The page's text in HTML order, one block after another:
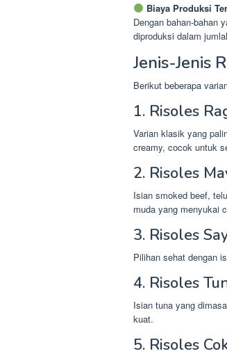
Biaya Produksi
Dengan bahan-bahan
diproduksi dalam
Jenis-Jenis
Berikut beberapa
1. Risoles
Varian klasik yang
creamy, cocok untuk
2. Risoles
Isian smoked beef,
muda yang menyukai
3. Risoles
Pilihan sehat dengan
4. Risoles
Isian tuna yang
kuat.
5. Risoles